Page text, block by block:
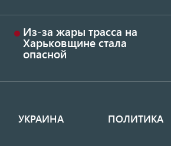
Из-за жары трасса на
Харьковщине стала
опасной
УКРАИНА ПОЛИТИКА